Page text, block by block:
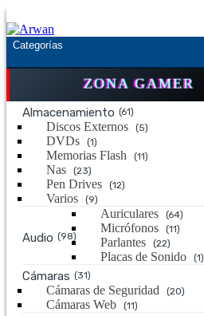
Saltar
a
la
navegación
Saltar
al
contenido
Categorías
ZONA GAMER
Almacenamiento (61)
Discos Externos (5)
DVDs (1)
Memorias Flash (11)
Nas (23)
Pen Drives (12)
Varios (9)
Audio (98)
Auriculares (64)
Micrófonos (11)
Parlantes (22)
Placas de Sonido (1)
Cámaras (31)
Cámaras de Seguridad (20)
Cámaras Web (11)